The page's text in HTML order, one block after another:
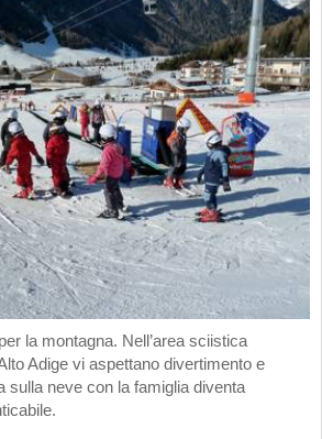
la montagna. Nell’area sciistica
Adige vi aspettano divertimento e
sulla neve con la famiglia diventa